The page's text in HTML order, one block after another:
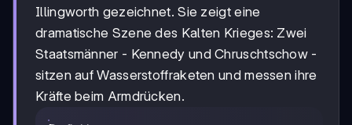
Illingworth gezeichnet. Sie zeigt eine
dramatische Szene des Kalten Krieges: Zwei
Staatsmänner - Kennedy und Chruschtschow -
sitzen auf Wasserstoffraketen und messen ihre
Kräfte beim Armdrücken.